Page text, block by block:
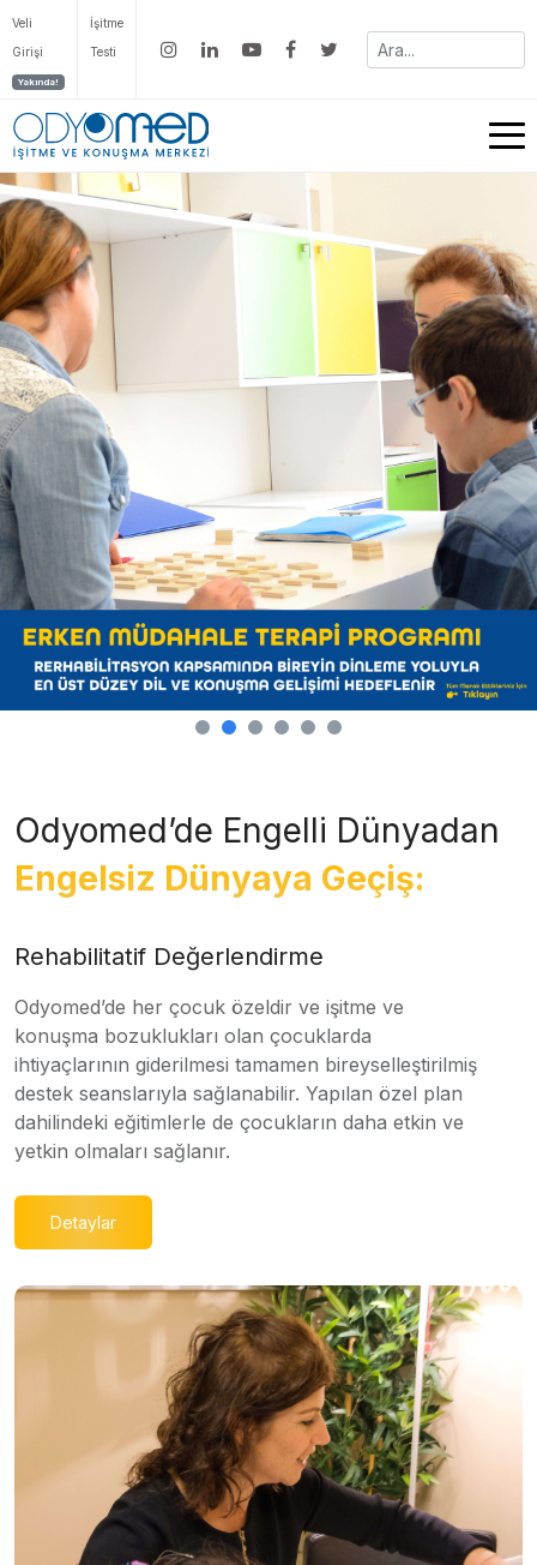
Veli
Girişi
Yakında!
İşitme
Testi
Odyomed’de Engelli Dünyadan
Engelsiz Dünyaya Geçiş:
Rehabilitatif Değerlendirme
Odyomed’de her çocuk özeldir ve işitme ve
konuşma bozuklukları olan çocuklarda
ihtiyaçlarının giderilmesi tamamen bireyselleştirilmiş
destek seanslarıyla sağlanabilir. Yapılan özel plan
dahilindeki eğitimlerle de çocukların daha etkin ve
yetkin olmaları sağlanır.
Detaylar